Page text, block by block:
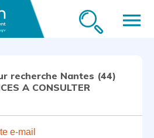
menu
recherche Nantes (44)
A CONSULTER
e-mail